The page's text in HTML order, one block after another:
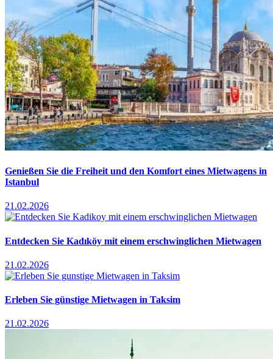
Genießen Sie die Freiheit und den Komfort eines Mietwagens in
Istanbul
21.02.2026
Entdecken Sie Kadıköy mit einem erschwinglichen Mietwagen
21.02.2026
Erleben Sie günstige Mietwagen in Taksim
21.02.2026